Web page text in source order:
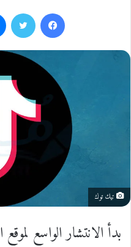
فيسبوك تويتر
تيك توك
بدأ الانتشار الواسع